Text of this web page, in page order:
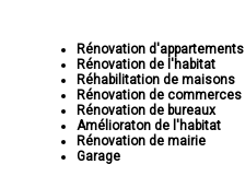
Rénovation d'appartements
Rénovation de l'habitat
Réhabilitation de maisons
Rénovation de commerces
Rénovation de bureaux
Amélioraton de l'habitat
Rénovation de mairie
Garage